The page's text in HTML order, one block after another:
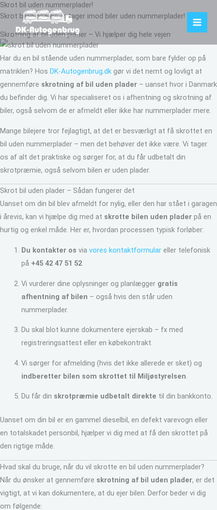
Gå
til
indholdet
Skrot bil uden nummerplader!
Skrot bilen hos os, vi tager imod biler uden nummerplader!
Skrotning af bil uden plader – Vi hjælper dig hele vejen
Har du en bil stående uden nummerplader, som bare fylder op på
matriklen? Hos DK-Autogenbrug.dk gør vi det nemt og lovligt at
gennemføre skrotning af bil uden plader – uanset hvor i Danmark
du befinder dig. Vi har specialiseret os i afhentning og skrotning af
biler, også selvom de er afmeldt eller ikke har nummerplader mere.
Mange bilejere tror fejlagtigt, at det er besværligt at få skrottet en
bil uden nummerplader – men det behøver det ikke være. Vi tager
os af alt det praktiske og sørger for, at du får udbetalt din
skrotpræmie, også selvom bilen er uden plader.
Skrot bil uden plader – Sådan fungerer det
Uanset om din bil blev afmeldt for nylig, eller den har stået i garagen
i årevis, kan vi hjælpe dig med at skrotte bilen uden plader på en
hurtig og enkel måde. Her er, hvordan processen typisk forløber:
Du kontakter os via vores kontaktformulareller telefonisk
på +45 42 47 51 52.
Vi vurderer dine oplysninger og planlægger gratis
afhentning af bilen – også hvis den står uden
nummerplader.
Du skal blot kunne dokumentere ejerskab – fx med
registreringsattest eller en købekontrakt.
Vi sørger for afmelding (hvis det ikke allerede er sket) og
indberetter bilen som skrottet til Miljøstyrelsen.
Du får din skrotpræmie udbetalt direkte til din bankkonto.
Uanset om din bil er en gammel dieselbil, en defekt varevogn eller
en totalskadet personbil, hjælper vi dig med at få den skrottet på
den rigtige måde.
Hvad skal du bruge, når du vil skrotte en bil uden nummerplader?
Når du ønsker at gennemføre skrotning af bil uden plader, er det
vigtigt, at vi kan dokumentere, at du ejer bilen. Derfor beder vi dig
om følgende: